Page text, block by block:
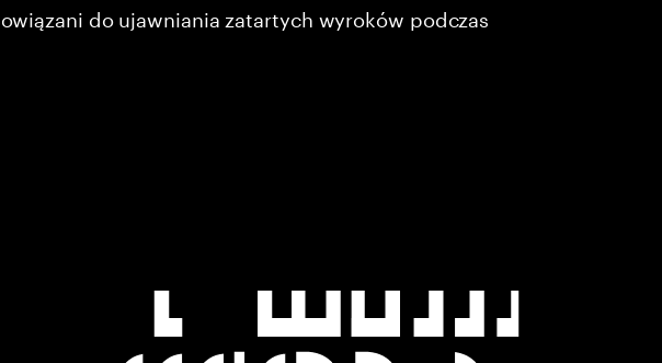
do ujawniania zatartych wyroków podczas